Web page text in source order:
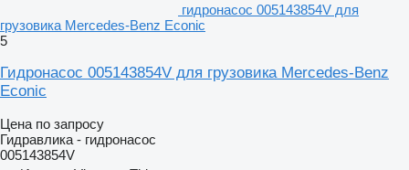
гидронасос 005143854V для
грузовика Mercedes-Benz Econic
5
Гидронасос 005143854V для грузовика Mercedes-Benz
Econic
Цена по запросу
Гидравлика - гидронасос
005143854V